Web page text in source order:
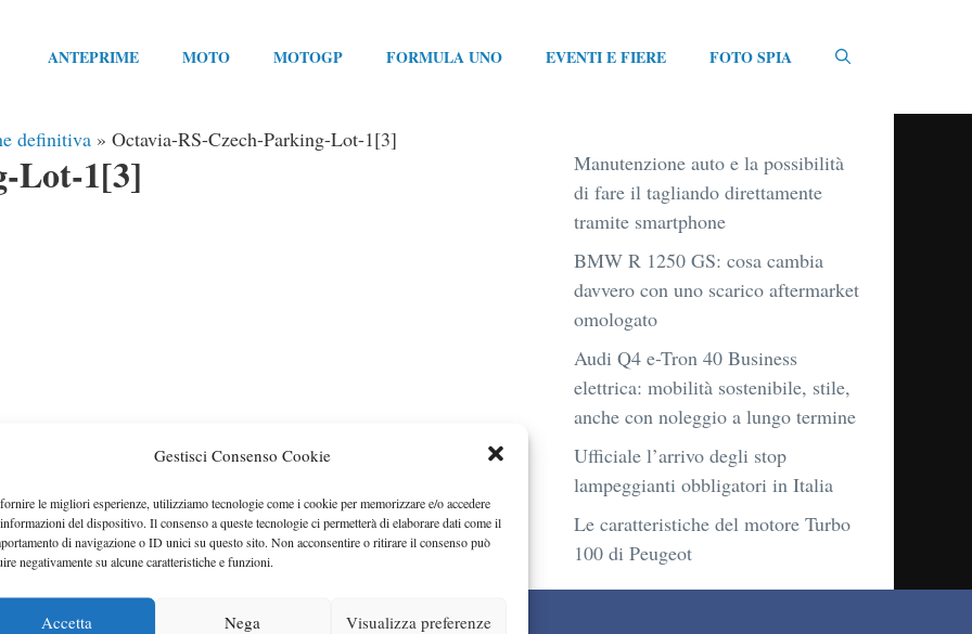
Gestisci Consenso Cookie
le migliori esperienze, utilizziamo tecnologie come i cookie per memorizzare e/o accedere
del dispositivo. Il consenso a queste tecnologie ci permetterà di elaborare dati come il
di navigazione o ID unici su questo sito. Non acconsentire o ritirare il consenso può
negativamente su alcune caratteristiche e funzioni.
Accetta Nega Visualizza preferenze
ANTEPRIME MOTO MOTOGP FORMULA UNO EVENTI E FIERE FOTO SPIA
definitiva » Octavia-RS-Czech-Parking-Lot-1[3]
Lot-1[3]
Manutenzione auto e la possibilità
di fare il tagliando direttamente
tramite smartphone
BMW R 1250 GS: cosa cambia
davvero con uno scarico aftermarket
omologato
Audi Q4 e-Tron 40 Business
elettrica: mobilità sostenibile, stile,
anche con noleggio a lungo termine
Ufficiale l’arrivo degli stop
lampeggianti obbligatori in Italia
Le caratteristiche del motore Turbo
100 di Peugeot